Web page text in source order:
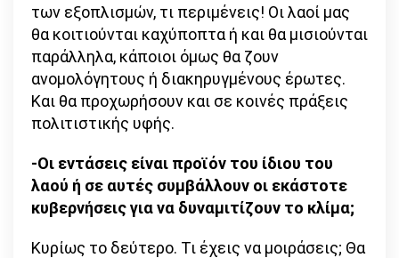
των εξοπλισμών, τι περιμένεις! Οι λαοί μας
θα κοιτιούνται καχύποπτα ή και θα μισιούνται
παράλληλα, κάποιοι όμως θα ζουν
ανομολόγητους ή διακηρυγμένους έρωτες.
Και θα προχωρήσουν και σε κοινές πράξεις
πολιτιστικής υφής.
-Οι εντάσεις είναι προϊόν του ίδιου του
λαού ή σε αυτές συμβάλλουν οι εκάστοτε
κυβερνήσεις για να δυναμιτίζουν το κλίμα;
Κυρίως το δεύτερο. Τι έχεις να μοιράσεις; Θα